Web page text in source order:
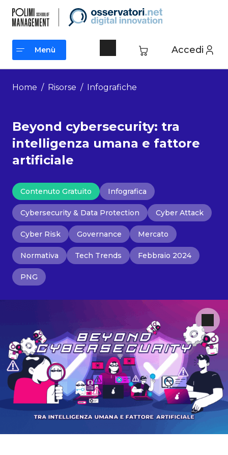
contenuto
Accedi
Menù
Menù
Home / Risorse / Infografiche
Beyond cybersecurity: tra
intelligenza umana e fattore
artificiale
Contenuto Gratuito Infografica
Cybersecurity & Data Protection Cyber Attack
Cyber Risk Governance Mercato
Normativa Tech Trends Febbraio 2024
PNG